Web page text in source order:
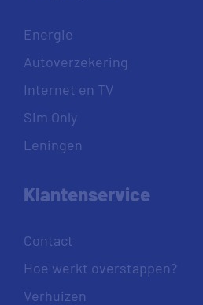
Energie
Autoverzekering
Internet en TV
Sim Only
Leningen
Klantenservice
Contact
Hoe werkt overstappen?
Verhuizen